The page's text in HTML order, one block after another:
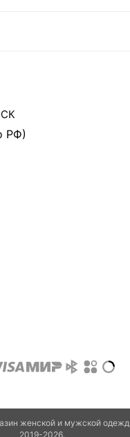
РФ)
женской и мужской
2019-2026.